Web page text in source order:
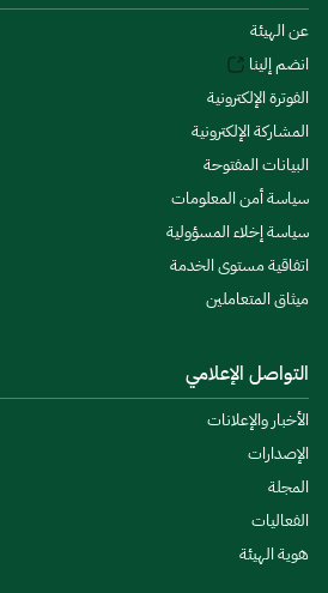
عن الهيئة
انضم إلينا
الفوترة الإلكترونية
المشاركة الإلكترونية
البيانات المفتوحة
سياسة أمن المعلومات
سياسة إخلاء المسؤولية
اتفاقية مستوى الخدمة
ميثاق المتعاملين
التواصل الإعلامي
الأخبار والإعلانات
الإصدارات
المجلة
الفعاليات
هوية الهيئة